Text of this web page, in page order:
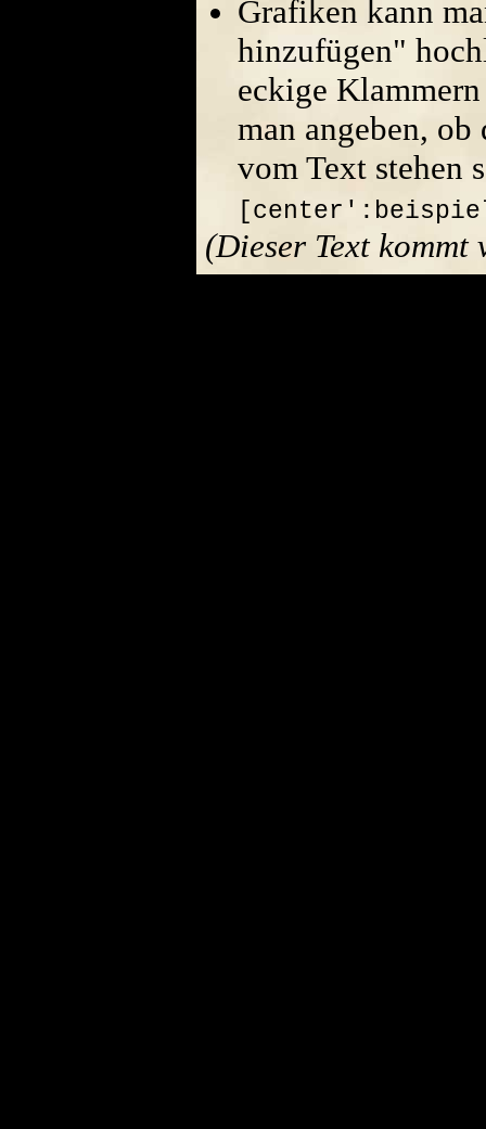
Grafiken kann
hinzufügen"
eckige
man angeben,
vom Text stehen
(Dieser Text kommt